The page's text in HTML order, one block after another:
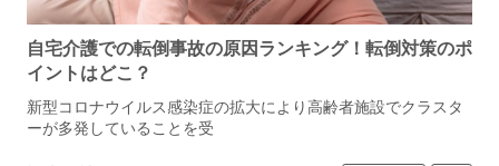
自宅介護での転倒事故の原因ランキング！転倒対策のポ
イントはどこ？
新型コロナウイルス感染症の拡大により高齢者施設でクラスタ
ーが多発していることを受